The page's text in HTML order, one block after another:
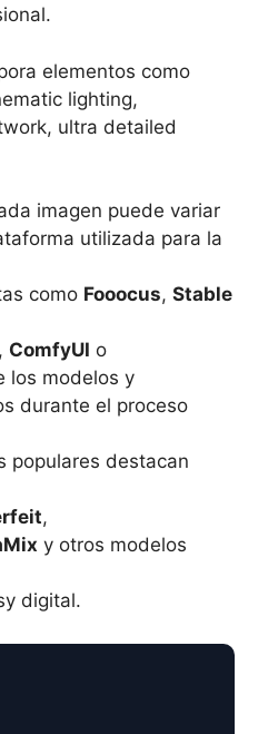
elementos como
lighting,
ultra detailed
imagen puede variar
utilizada para la
como Fooocus, Stable
, ComfyUI o
los modelos y
durante el proceso
populares destacan
,
y otros modelos
digital.